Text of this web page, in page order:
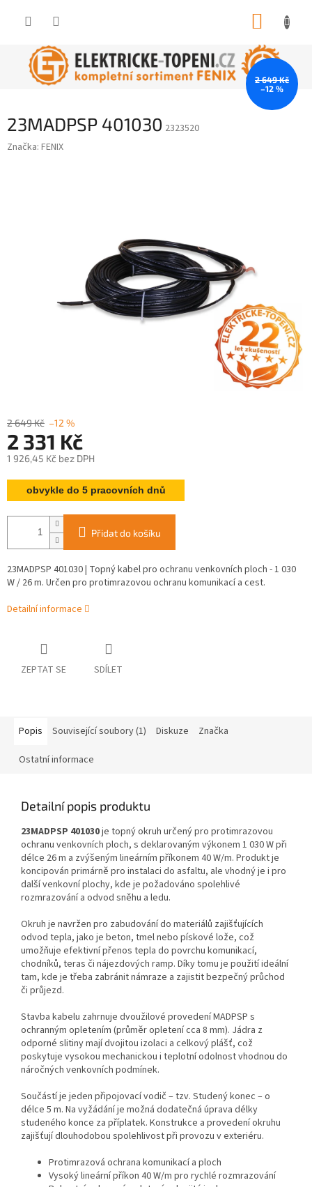
23MADPSP 401030 2323520
Značka: FENIX
2 649 Kč
–12 %
2 649 Kč –12 %
2 331 Kč
1 926,45 Kč bez DPH
Měrná
cena:obvykle do 5 pracovních dnů
Přidat do košíku
23MADPSP 401030 | Topný kabel pro ochranu venkovních ploch - 1 030
W / 26 m. Určen pro protimrazovou ochranu komunikací a cest.
Detailní informace
ZEPTAT SE SDÍLET
Popis Související soubory (1) Diskuze Značka
Ostatní informace
Detailní popis produktu
23MADPSP 401030je topný okruh určený pro protimrazovou
ochranu venkovních ploch, s deklarovaným výkonem 1 030 W při
délce 26 m a zvýšeným lineárním příkonem 40 W/m. Produkt je
koncipován primárně pro instalaci do asfaltu, ale vhodný je i pro
další venkovní plochy, kde je požadováno spolehlivé
rozmrazování a odvod sněhu a ledu.
Okruh je navržen pro zabudování do materiálů zajišťujících
odvod tepla, jako je beton, tmel nebo pískové lože, což
umožňuje efektivní přenos tepla do povrchu komunikací,
chodníků, teras či nájezdových ramp. Díky tomu je použití ideální
tam, kde je třeba zabránit námraze a zajistit bezpečný průchod
či průjezd.
Stavba kabelu zahrnuje dvoužilové provedení MADPSP s
ochranným opletením (průměr opletení cca 8 mm). Jádra z
odporné slitiny mají dvojitou izolaci a celkový plášť, což
poskytuje vysokou mechanickou i teplotní odolnost vhodnou do
náročných venkovních podmínek.
Součástí je jeden připojovací vodič – tzv. Studený konec – o
délce 5 m. Na vyžádání je možná dodatečná úprava délky
studeného konce za příplatek. Konstrukce a provedení okruhu
zajišťují dlouhodobou spolehlivost při provozu v exteriéru.
Protimrazová ochrana komunikací a ploch
Vysoký lineární příkon 40 W/m pro rychlé rozmrazování